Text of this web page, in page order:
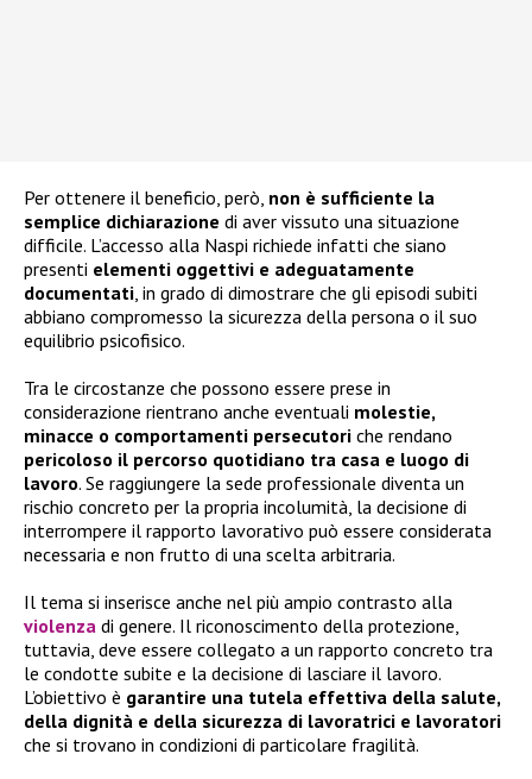
Per ottenere il beneficio, però, non è sufficiente la
semplice dichiarazione di aver vissuto una situazione
difficile. L’accesso alla Naspi richiede infatti che siano
presenti elementi oggettivi e adeguatamente
documentati, in grado di dimostrare che gli episodi subiti
abbiano compromesso la sicurezza della persona o il suo
equilibrio psicofisico.
Tra le circostanze che possono essere prese in
considerazione rientrano anche eventuali molestie,
minacce o comportamenti persecutori che rendano
pericoloso il percorso quotidiano tra casa e luogo di
lavoro. Se raggiungere la sede professionale diventa un
rischio concreto per la propria incolumità, la decisione di
interrompere il rapporto lavorativo può essere considerata
necessaria e non frutto di una scelta arbitraria.
Il tema si inserisce anche nel più ampio contrasto alla
violenza di genere. Il riconoscimento della protezione,
tuttavia, deve essere collegato a un rapporto concreto tra
le condotte subite e la decisione di lasciare il lavoro.
L’obiettivo è garantire una tutela effettiva della salute,
della dignità e della sicurezza di lavoratrici e lavoratori
che si trovano in condizioni di particolare fragilità.